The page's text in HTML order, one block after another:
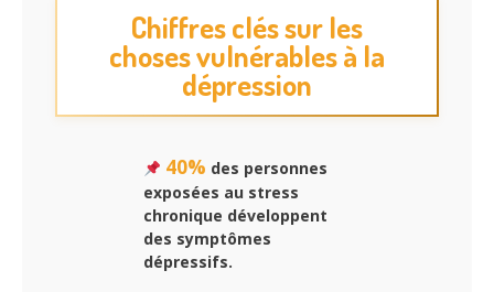
Chiffres clés sur les
choses vulnérables à la
dépression
40% des personnes
exposées au stress
chronique développent
des symptômes
dépressifs.